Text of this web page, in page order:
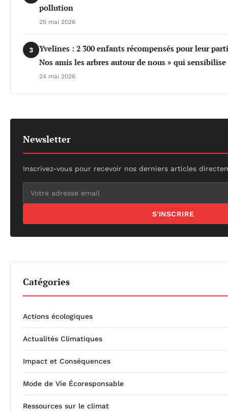
pollution
25 mai 2026
3
Yvelines : 2 300 enfants récompensés pour leur
Nos amis les arbres autour de nous » qui
24 mai 2026
Newsletter
Inscrivez-vous pour recevoir nos derniers articles
S'INSCRIRE
Catégories
Actions écologiques
Actualités Climatiques
Impact et Conséquences
Mode de Vie Écoresponsable
Ressources sur le climat